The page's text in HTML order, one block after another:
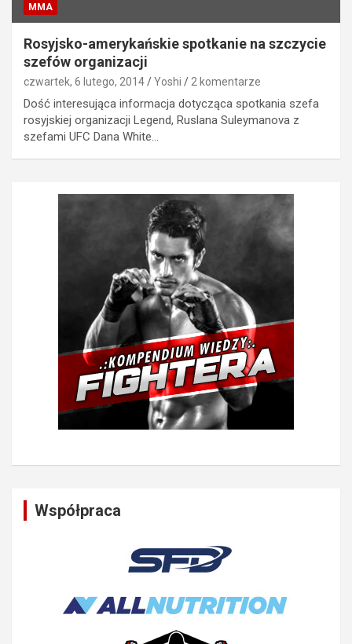
MMA
Rosyjsko-amerykańskie spotkanie na szczycie
szefów organizacji
czwartek, 6 lutego, 2014 Yoshi 2 komentarze
Dość interesująca informacja dotycząca spotkania szefa
rosyjskiej organizacji Legend, Ruslana Suleymanova z
szefami UFC Dana White…
Współpraca